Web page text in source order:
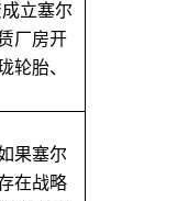
成立塞尔
厂房开
轮胎、
果塞尔
在战略